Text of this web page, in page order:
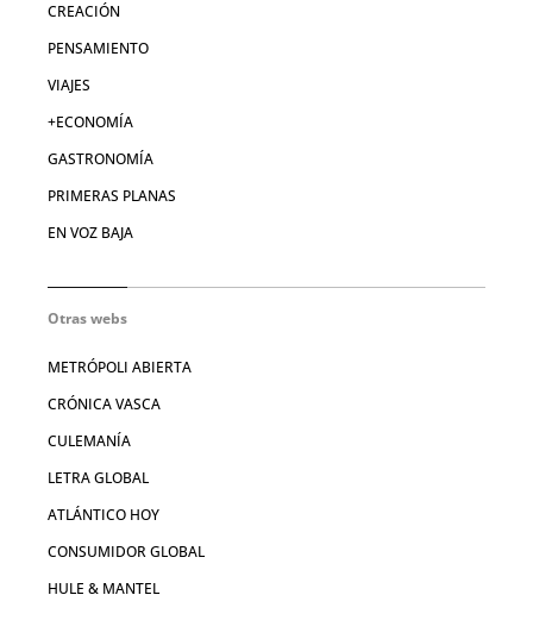
CREACIÓN
PENSAMIENTO
VIAJES
+ECONOMÍA
GASTRONOMÍA
PRIMERAS PLANAS
EN VOZ BAJA
Otras webs
METRÓPOLI ABIERTA
CRÓNICA VASCA
CULEMANÍA
LETRA GLOBAL
ATLÁNTICO HOY
CONSUMIDOR GLOBAL
HULE & MANTEL